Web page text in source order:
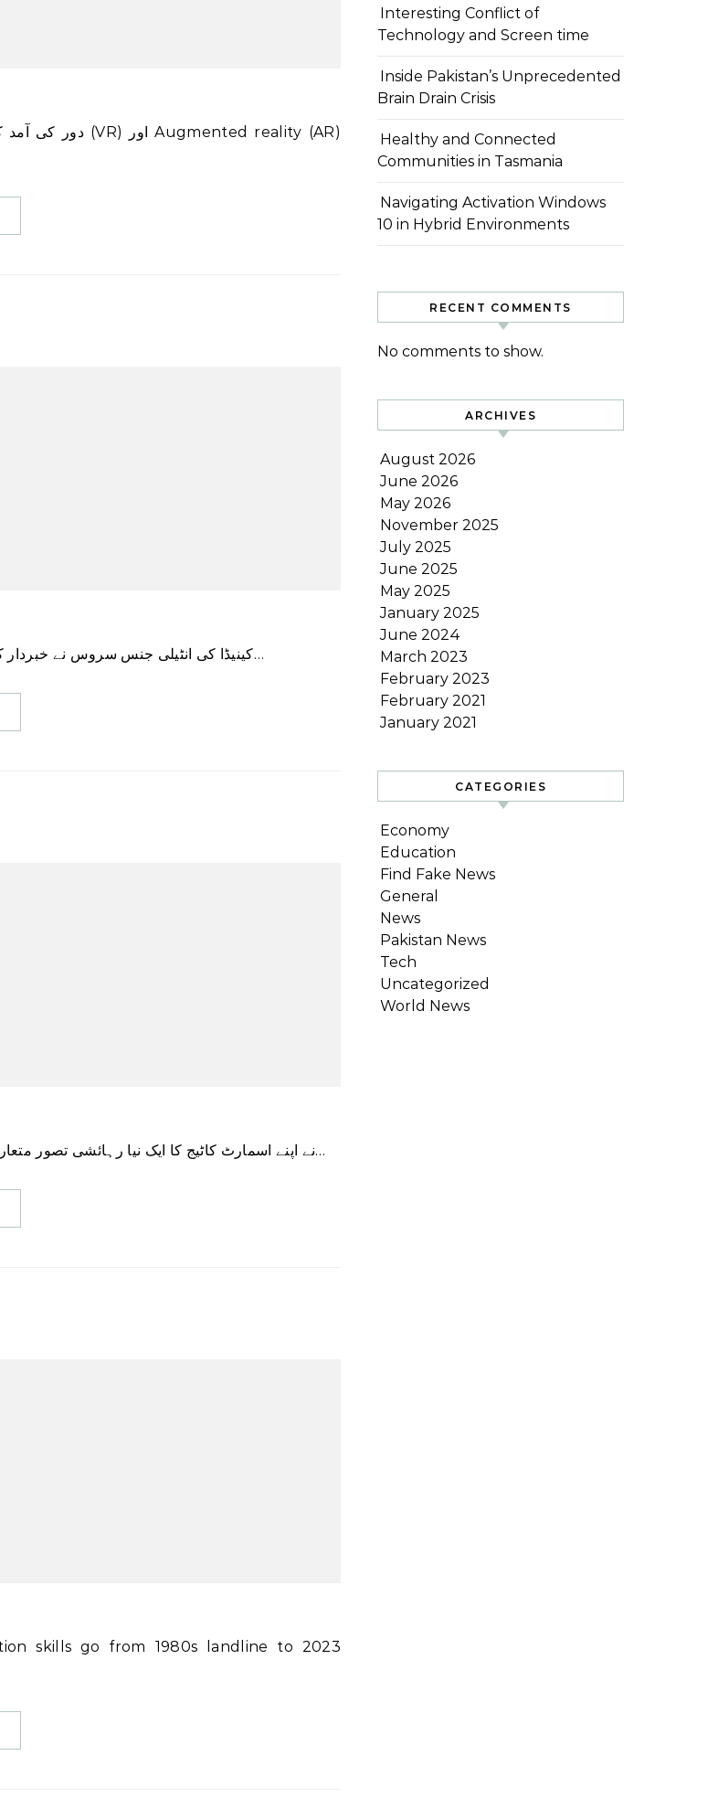
کینیڈا کی انٹیلی جنس سروس نے خبردار کیا ہے کہ میونسپلٹیوں کی طرف سے اختیار کی گئی تکنیکی ایجادات کا…
(ایل جی الیکٹرانکس) LG Electronics نے اپنے اسمارٹ کاٹیج کا ایک نیا رہائشی تصور متعارف کرایا، ایک چھوٹا سا ماڈیولر…
Interesting Conflict of
Technology and Screen time
Inside Pakistan’s Unprecedented
Brain Drain Crisis
Healthy and Connected
Communities in Tasmania
Navigating Activation Windows
10 in Hybrid Environments
RECENT COMMENTS
No comments to show.
ARCHIVES
August 2026
June 2026
May 2026
November 2025
July 2025
June 2025
May 2025
January 2025
June 2024
March 2023
February 2023
February 2021
January 2021
CATEGORIES
Economy
Education
Find Fake News
General
News
Pakistan News
Tech
Uncategorized
World News